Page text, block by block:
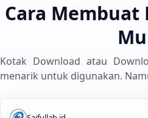
Cara
Kotak Download atau
menarik untuk digunakan.